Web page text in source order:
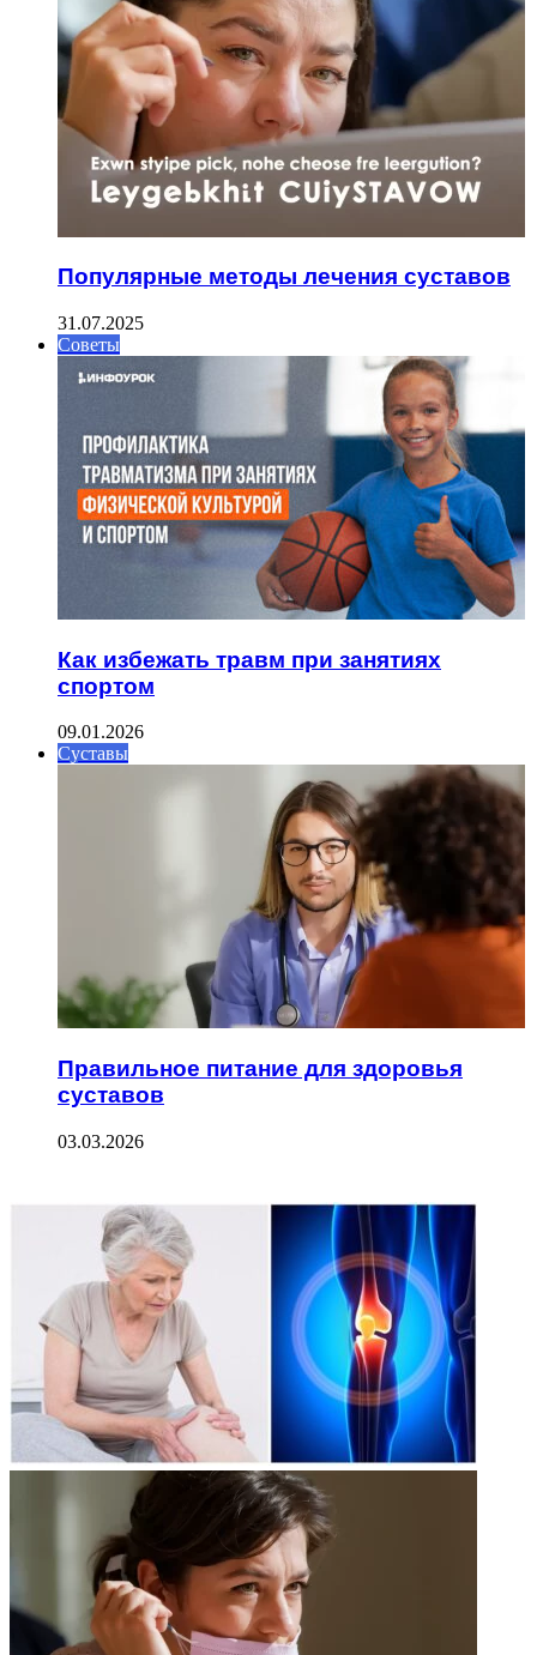
Популярные методы лечения суставов
31.07.2025
Советы
Как избежать травм при занятиях
спортом
09.01.2026
Суставы
Правильное питание для здоровья
суставов
03.03.2026